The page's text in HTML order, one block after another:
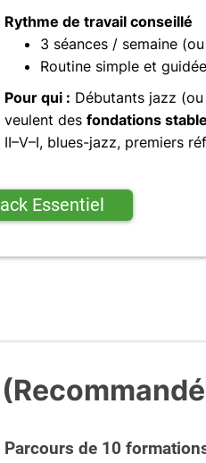
Rythme de travail conseillé
3 séances / semaine
Routine simple et
Pour qui : Débutants jazz
veulent des fondations
II–V–I, blues-jazz, premiers
Essentiel
Parcours de 10